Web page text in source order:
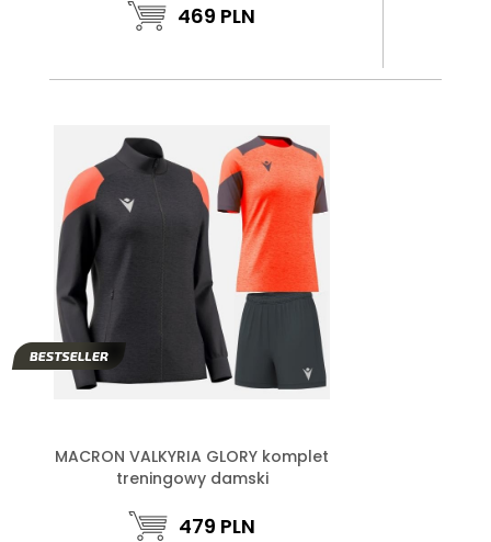
469 PLN
MACRON VALKYRIA GLORY komplet
treningowy damski
479 PLN